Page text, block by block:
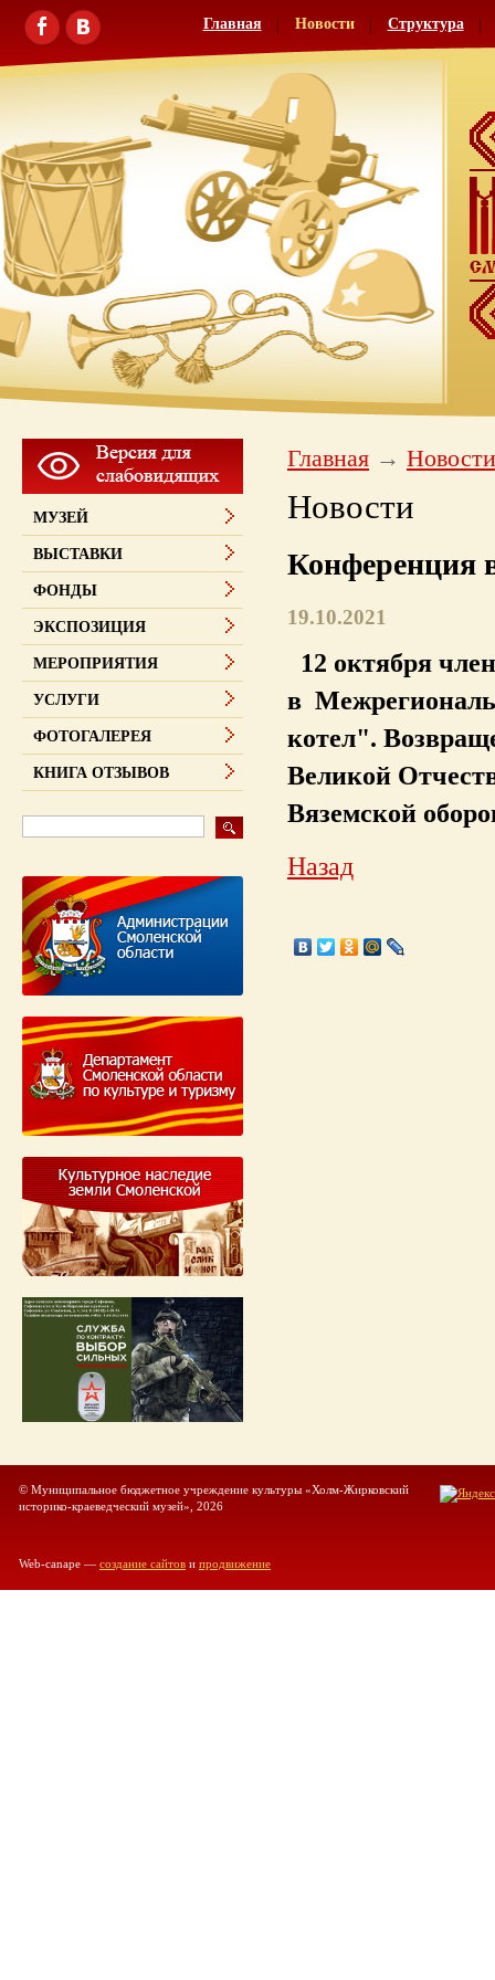
Главная Новости Структура
Главная Новости
Новости
Конференция
19.10.2021
12 октября
в
котел".
Великой
Вяземской
Назад
МУЗЕЙ
ВЫСТАВКИ
ФОНДЫ
ЭКСПОЗИЦИЯ
МЕРОПРИЯТИЯ
УСЛУГИ
ФОТОГАЛЕРЕЯ
КНИГА ОТЗЫВОВ
© Муниципальное бюджетное учреждение культуры «Холм-Жирковский
историко-краеведческий музей», 2026
Web-canape — создание сайтов и продвижение